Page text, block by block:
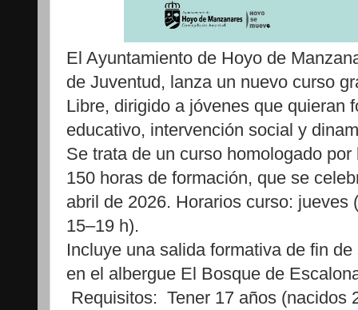
El Ayuntamiento de Hoyo de
de Juventud, lanza un nuevo curso
Libre, dirigido a jóvenes que quieran
educativo, intervención social y
Se trata de un curso homologado
150 horas de formación, que se
abril de 2026. Horarios curso: jueves
15–19 h).
Incluye una salida formativa de fin
en el albergue El Bosque de
Requisitos: Tener 17 años (nacidos